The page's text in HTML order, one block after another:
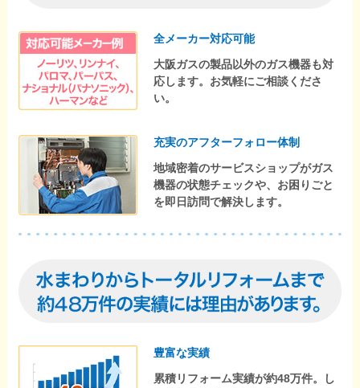
全メーカー対応可能
大阪ガスの製品以外のガス機器も対
応します。お気軽にご相談くださ
い。
充実のアフターフォロー体制
地域密着のサービスショップがガス
機器の状態チェックや、お困りごと
を即日訪問で解決します。
豊富な実績
累積リフォーム実績が約48万件。し